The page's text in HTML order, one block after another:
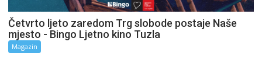
Četvrto ljeto zaredom Trg slobode postaje Naše
mjesto - Bingo Ljetno kino Tuzla
Magazin